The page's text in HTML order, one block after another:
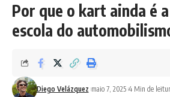
Por que o kart ainda é
escola do
Diego Velázquez maio 7, 2025 4 Min de